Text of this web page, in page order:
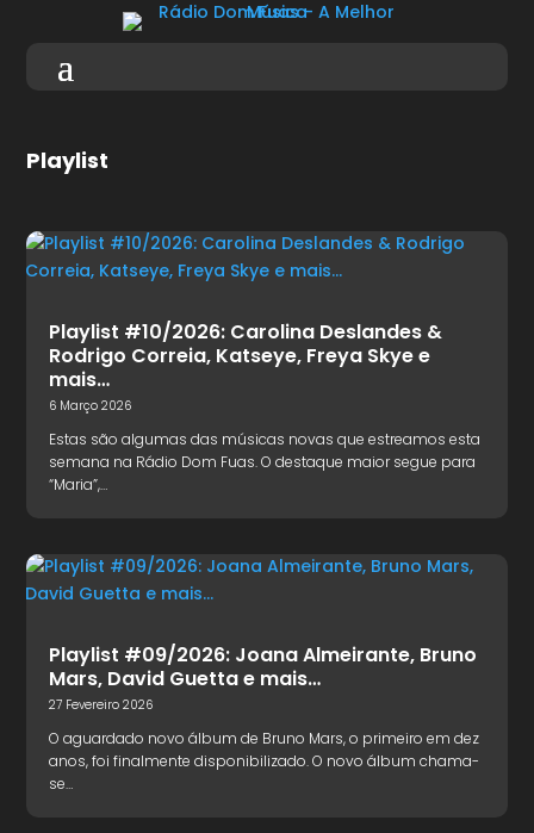
Playlist
Playlist #10/2026: Carolina Deslandes &
Rodrigo Correia, Katseye, Freya Skye e
mais…
6 Março 2026
Estas são algumas das músicas novas que estreamos esta
semana na Rádio Dom Fuas. O destaque maior segue para
“Maria”,…
Playlist #09/2026: Joana Almeirante, Bruno
Mars, David Guetta e mais…
27 Fevereiro 2026
O aguardado novo álbum de Bruno Mars, o primeiro em dez
anos, foi finalmente disponibilizado. O novo álbum chama-
se…